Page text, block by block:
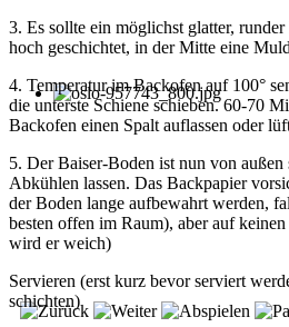
3. Es sollte ein möglichst glatter,
hoch geschichtet, in der Mitte eine
4. Temperatur im Backofen auf 100°
die unterste Schiene schieben. 60-70
Backofen einen Spalt auflassen oder
5. Der Baiser-Boden ist nun von
Abkühlen lassen. Das Backpapier
der Boden lange aufbewahrt werden,
besten offen im Raum), aber auf
wird er weich)
Servieren (erst kurz bevor serviert
schichten)